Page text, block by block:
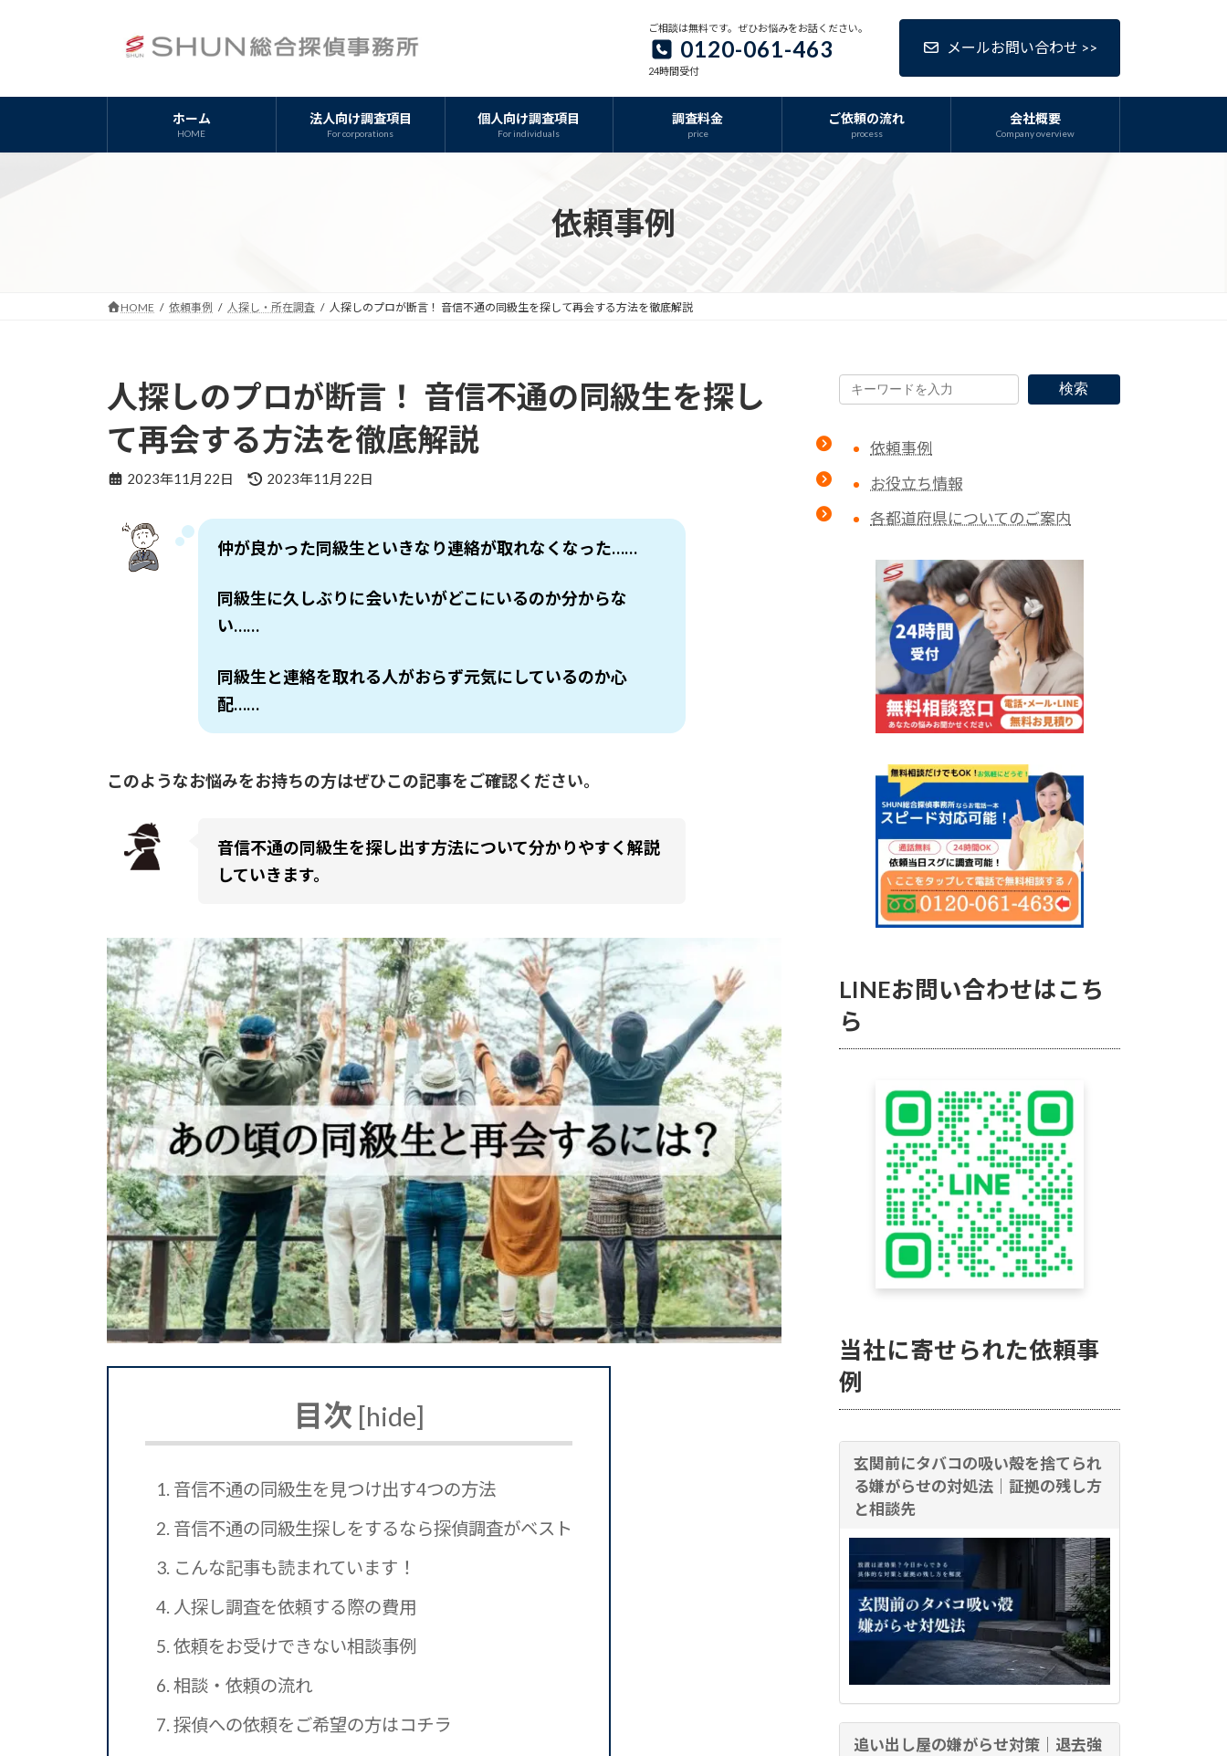
ツ
ス
シ
ン
ご相談は無料です。ぜひお悩みをお話ください。
0120-061-463
24時間受付
メールお問い合わせ >>
ホーム
HOME
法人向け調査項目
For corporations
個人向け調査項目
For individuals
調査料金
price
ご依頼の流れ
process
会社概要
Company overview
依頼事例
HOME 依頼事例 人探し・所在調査 人探しのプロが断言！ 音信不通の同級生を探して再会する方法を徹底解説
人探しのプロが断言！ 音信不通の同級生を探し
て再会する方法を徹底解説
2023年11月22日
最
更
日
:
2023年11月22日
仲が良かった同級生といきなり連絡が取れなくなった……
同級生に久しぶりに会いたいがどこにいるのか分からな
い……
同級生と連絡を取れる人がおらず元気にしているのか心
配……
このようなお悩みをお持ちの方はぜひこの記事をご確認ください。
音信不通の同級生を探し出す方法について分かりやすく解説
していきます。
目次 [hide]
1. 音信不通の同級生を見つけ出す4つの方法
2. 音信不通の同級生探しをするなら探偵調査がベスト
3. こんな記事も読まれています！
4. 人探し調査を依頼する際の費用
5. 依頼をお受けできない相談事例
6. 相談・依頼の流れ
7. 探偵への依頼をご希望の方はコチラ
検索
依頼事例
お役立ち情報
各都道府県についてのご案内
LINEお問い合わせはこち
ら
当社に寄せられた依頼事
例
玄関前にタバコの吸い殻を捨てられ
る嫌がらせの対処法｜証拠の残し方
と相談先
追い出し屋の嫌がらせ対策｜退去強